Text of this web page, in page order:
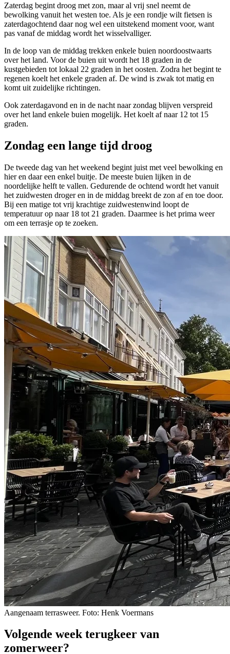
Zaterdag begint droog met zon, maar al vrij snel neemt de
bewolking vanuit het westen toe. Als je een rondje wilt fietsen is
zaterdagochtend daar nog wel een uitstekend moment voor, want
pas vanaf de middag wordt het wisselvalliger.
In de loop van de middag trekken enkele buien noordoostwaarts
over het land. Voor de buien uit wordt het 18 graden in de
kustgebieden tot lokaal 22 graden in het oosten. Zodra het begint te
regenen koelt het enkele graden af. De wind is zwak tot matig en
komt uit zuidelijke richtingen.
Ook zaterdagavond en in de nacht naar zondag blijven verspreid
over het land enkele buien mogelijk. Het koelt af naar 12 tot 15
graden.
Zondag een lange tijd droog
De tweede dag van het weekend begint juist met veel bewolking en
hier en daar een enkel buitje. De meeste buien lijken in de
noordelijke helft te vallen. Gedurende de ochtend wordt het vanuit
het zuidwesten droger en in de middag breekt de zon af en toe door.
Bij een matige tot vrij krachtige zuidwestenwind loopt de
temperatuur op naar 18 tot 21 graden. Daarmee is het prima weer
om een terrasje op te zoeken.
Aangenaam terrasweer. Foto: Henk Voermans
Volgende week terugkeer van
zomerweer?